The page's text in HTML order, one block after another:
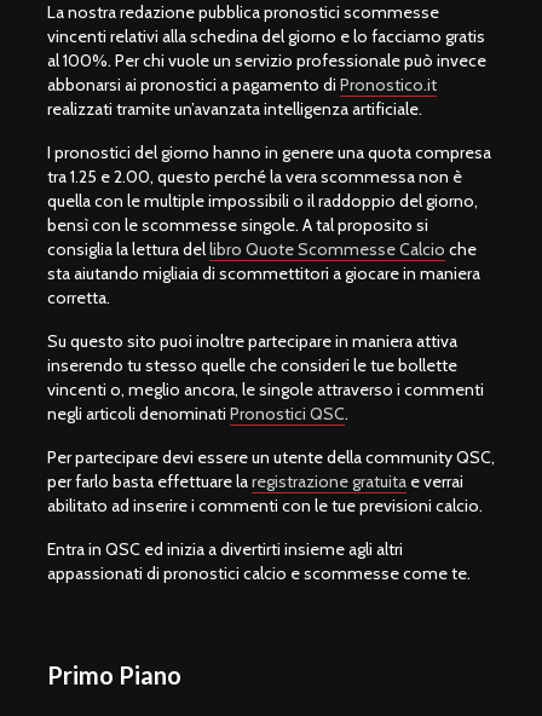
La nostra redazione pubblica pronostici scommesse
vincenti relativi alla schedina del giorno e lo facciamo gratis
al 100%. Per chi vuole un servizio professionale può invece
abbonarsi ai pronostici a pagamento di Pronostico.it
realizzati tramite un’avanzata intelligenza artificiale.
I pronostici del giorno hanno in genere una quota compresa
tra 1.25 e 2.00, questo perché la vera scommessa non è
quella con le multiple impossibili o il raddoppio del giorno,
bensì con le scommesse singole. A tal proposito si
consiglia la lettura dellibro Quote Scommesse Calcio che
sta aiutando migliaia di scommettitori a giocare in maniera
corretta.
Su questo sito puoi inoltre partecipare in maniera attiva
inserendo tu stesso quelle che consideri le tue bollette
vincenti o, meglio ancora, le singole attraverso i commenti
negli articoli denominati Pronostici QSC.
Per partecipare devi essere un utente della community QSC,
per farlo basta effettuare laregistrazione gratuita e verrai
abilitato ad inserire i commenti con le tue previsioni calcio.
Entra in QSC ed inizia a divertirti insieme agli altri
appassionati di pronostici calcio e scommesse come te.
Primo Piano